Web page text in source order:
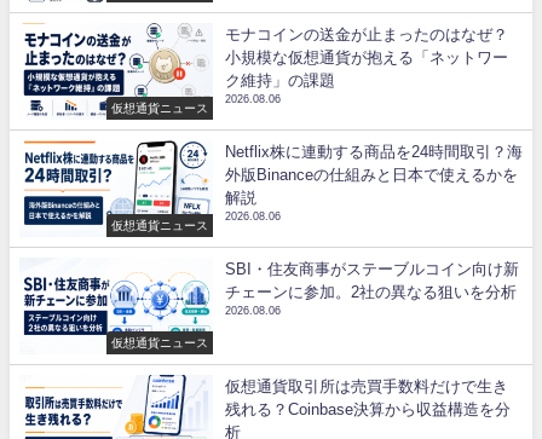
仮想通貨ニュース
モナコインの送金が止まったのはなぜ？
小規模な仮想通貨が抱える「ネットワー
ク維持」の課題
2026.08.06
仮想通貨ニュース
Netflix株に連動する商品を24時間取引？海
外版Binanceの仕組みと日本で使えるかを
解説
2026.08.06
仮想通貨ニュース
SBI・住友商事がステーブルコイン向け新
チェーンに参加。2社の異なる狙いを分析
2026.08.06
仮想通貨取引所は売買手数料だけで生き
残れる？Coinbase決算から収益構造を分
析